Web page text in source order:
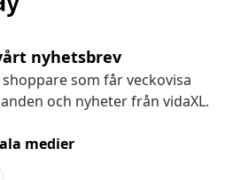
nyhetsbrev
som får veckovisa
och nyheter från vidaXL.
medier